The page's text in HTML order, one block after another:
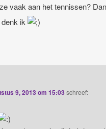
vaak aan het tennissen?
denk ik
9, 2013 om 15:03 schreef: